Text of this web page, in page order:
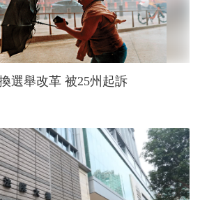
特朗普謀救災撥款換選舉改革 被25州起訴